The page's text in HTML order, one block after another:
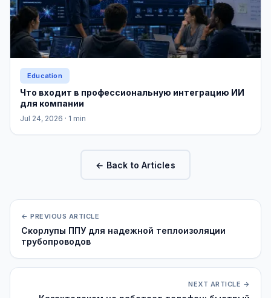
Education
Что входит в профессиональную интеграцию ИИ
для компании
Jul 24, 2026 · 1 min
← Back to Articles
← PREVIOUS ARTICLE
Скорлупы ППУ для надежной теплоизоляции
трубопроводов
NEXT ARTICLE →